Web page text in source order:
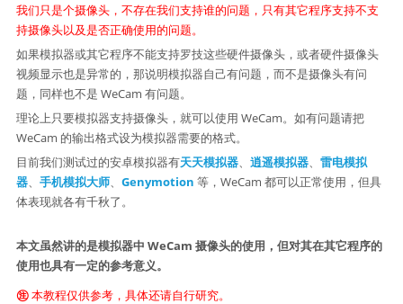
我们只是个摄像头，不存在我们支持谁的问题，只有其它程序支持不支
持摄像头以及是否正确使用的问题。
如果模拟器或其它程序不能支持罗技这些硬件摄像头，或者硬件摄像头
视频显示也是异常的，那说明模拟器自己有问题，而不是摄像头有问
题，同样也不是 WeCam 有问题。
理论上只要模拟器支持摄像头，就可以使用 WeCam。如有问题请把
WeCam 的输出格式设为模拟器需要的格式。
目前我们测试过的安卓模拟器有天天模拟器、 逍遥模拟器、 雷电模拟
器、 手机模拟大师、 Genymotion 等，WeCam 都可以正常使用，但具
体表现就各有千秋了。
本文虽然讲的是模拟器中 WeCam 摄像头的使用，但对其在其它程序的
使用也具有一定的参考意义。
㊟本教程仅供参考，具体还请自行研究。